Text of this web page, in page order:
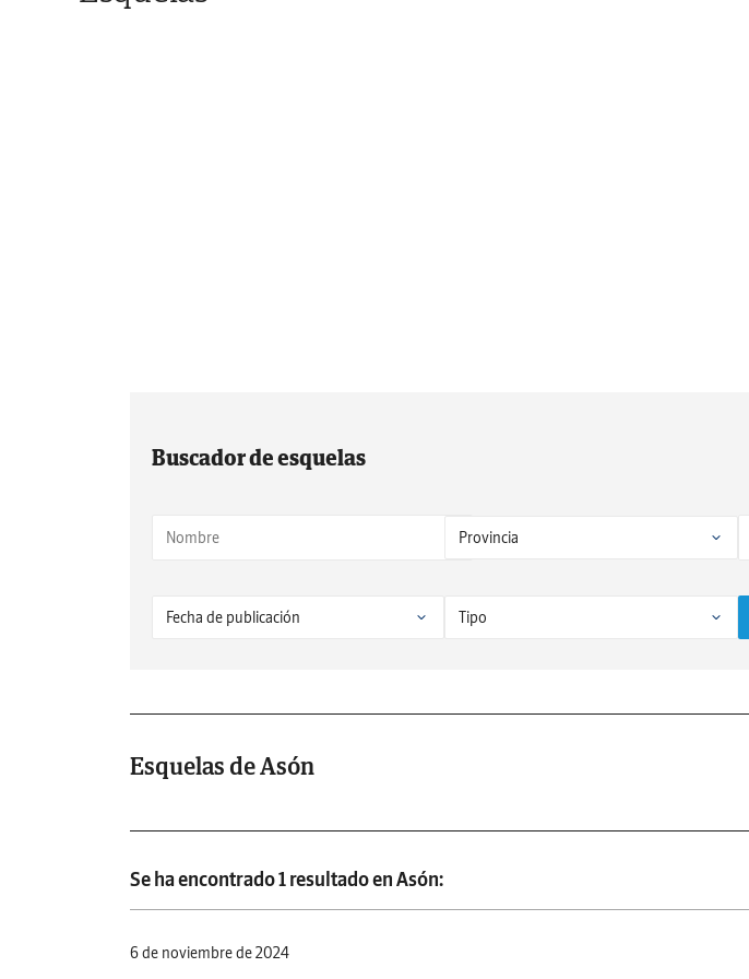
Buscador de esquelas
Esquelas de Asón
Se ha encontrado 1 resultado en Asón:
6 de noviembre de 2024